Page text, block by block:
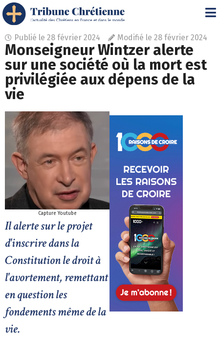
Publié le 28 février 2024 Modifié le 28 février 2024
Monseigneur Wintzer alerte
sur une société où la mort est
privilégiée aux dépens de la
vie
Capture Youtube
Il alerte sur le projet
d'inscrire dans la
Constitution le droit à
l'avortement, remettant
en question les
fondements même de la
vie.